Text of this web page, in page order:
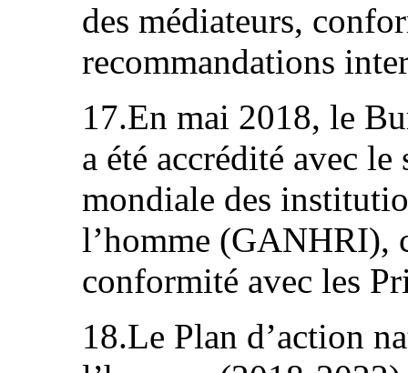
des médiateurs,
recommandations
17.En mai 2018, le
a été accrédité avec
mondiale des
l’homme (GANHRI),
conformité avec les
18.Le Plan d’action